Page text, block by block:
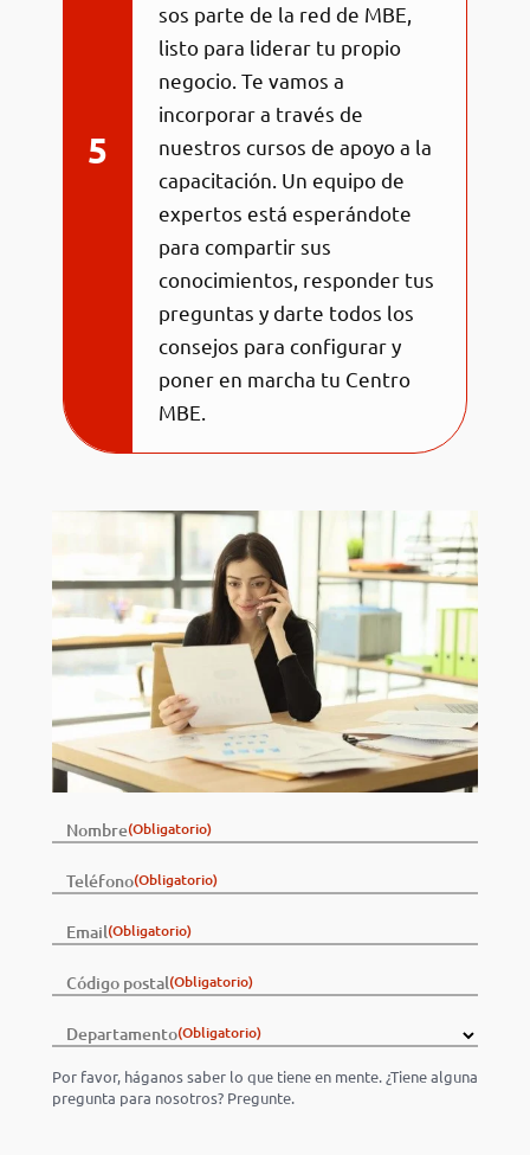
sos parte de la red de MBE,
listo para liderar tu propio
negocio. Te vamos a
incorporar a través de
nuestros cursos de apoyo a la
capacitación. Un equipo de
expertos está esperándote
para compartir sus
conocimientos, responder tus
preguntas y darte todos los
consejos para configurar y
poner en marcha tu Centro
MBE.
Nombre(Obligatorio)
Teléfono(Obligatorio)
Email(Obligatorio)
Código postal(Obligatorio)
Departamento(Obligatorio)
Por favor, háganos saber lo que tiene en mente. ¿Tiene alguna
pregunta para nosotros? Pregunte.